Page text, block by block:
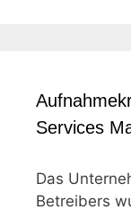
Services
Das
Betreibers